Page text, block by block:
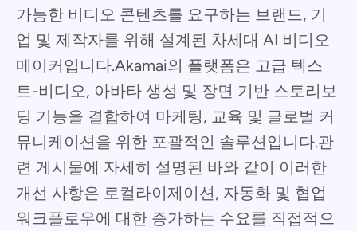
가능한 비디오 콘텐츠를 요구하는 브랜드, 기
업 및 제작자를 위해 설계된 차세대 AI 비디오
메이커입니다.Akamai의 플랫폼은 고급 텍스
트-비디오, 아바타 생성 및 장면 기반 스토리보
딩 기능을 결합하여 마케팅, 교육 및 글로벌 커
뮤니케이션을 위한 포괄적인 솔루션입니다.관
련 게시물에 자세히 설명된 바와 같이 이러한
개선 사항은 로컬라이제이션, 자동화 및 협업
워크플로우에 대한 증가하는 수요를 직접적으